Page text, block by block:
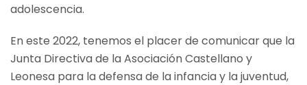
adolescencia.
En este 2022, tenemos el placer de comunicar que la
Junta Directiva de la Asociación Castellano y
Leonesa para la defensa de la infancia y la juventud,